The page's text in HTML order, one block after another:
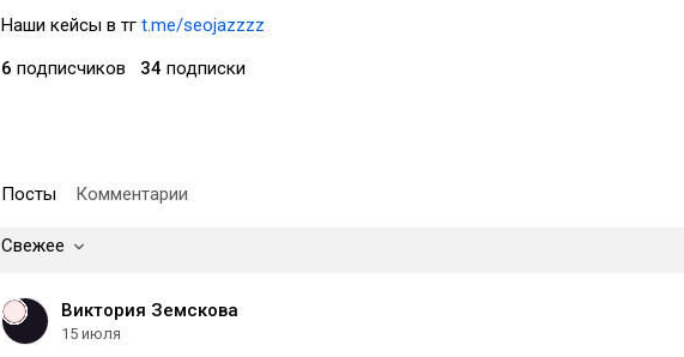
Наши кейсы в тг t.me/seojazzzz
6 подписчиков 34 подписки
Посты Комментарии
Свежее
Виктория Земскова
15 июля